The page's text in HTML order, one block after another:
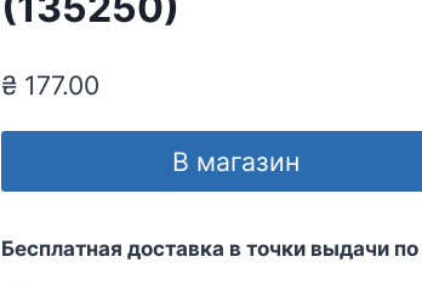
₴177.00
В магазин
Бесплатная доставка в точки выдачи